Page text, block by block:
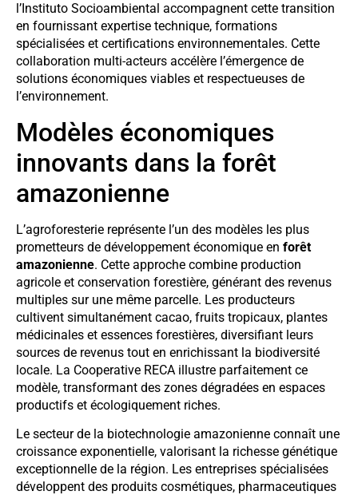
l’Instituto Socioambiental accompagnent cette transition
en fournissant expertise technique, formations
spécialisées et certifications environnementales. Cette
collaboration multi-acteurs accélère l’émergence de
solutions économiques viables et respectueuses de
l’environnement.
Modèles économiques
innovants dans la forêt
amazonienne
L’agroforesterie représente l’un des modèles les plus
prometteurs de développement économique en forêt
amazonienne. Cette approche combine production
agricole et conservation forestière, générant des revenus
multiples sur une même parcelle. Les producteurs
cultivent simultanément cacao, fruits tropicaux, plantes
médicinales et essences forestières, diversifiant leurs
sources de revenus tout en enrichissant la biodiversité
locale. La Cooperative RECA illustre parfaitement ce
modèle, transformant des zones dégradées en espaces
productifs et écologiquement riches.
Le secteur de la biotechnologie amazonienne connaît une
croissance exponentielle, valorisant la richesse génétique
exceptionnelle de la région. Les entreprises spécialisées
développent des produits cosmétiques, pharmaceutiques